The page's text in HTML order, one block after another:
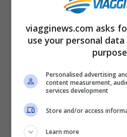
nelle calde e
legumi. Eppure
attenzione alla
velenosi. Questi
infatti unatossina
avvelenare in
viagginews.com asks
use your personal
Personalised advertising
content measurement,
services development
Store and/or access
Learn more